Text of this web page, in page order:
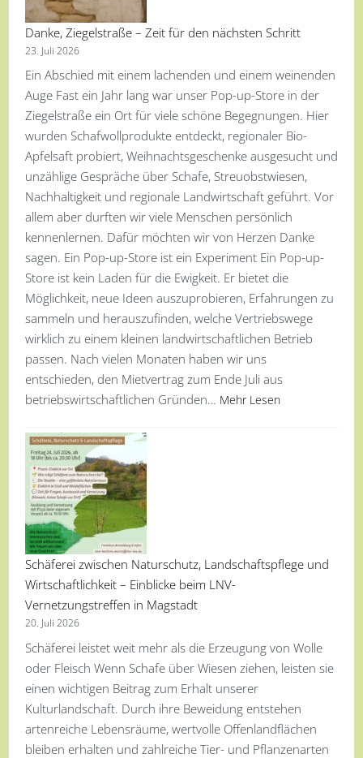
Danke, Ziegelstraße – Zeit für den nächsten Schritt
23. Juli 2026
Ein Abschied mit einem lachenden und einem weinenden
Auge Fast ein Jahr lang war unser Pop-up-Store in der
Ziegelstraße ein Ort für viele schöne Begegnungen. Hier
wurden Schafwollprodukte entdeckt, regionaler Bio-
Apfelsaft probiert, Weihnachtsgeschenke ausgesucht und
unzählige Gespräche über Schafe, Streuobstwiesen,
Nachhaltigkeit und regionale Landwirtschaft geführt. Vor
allem aber durften wir viele Menschen persönlich
kennenlernen. Dafür möchten wir von Herzen Danke
sagen. Ein Pop-up-Store ist ein Experiment Ein Pop-up-
Store ist kein Laden für die Ewigkeit. Er bietet die
Möglichkeit, neue Ideen auszuprobieren, Erfahrungen zu
sammeln und herauszufinden, welche Vertriebswege
wirklich zu einem kleinen landwirtschaftlichen Betrieb
passen. Nach vielen Monaten haben wir uns
entschieden, den Mietvertrag zum Ende Juli aus
betriebswirtschaftlichen Gründen… Mehr Lesen
Schäferei zwischen Naturschutz, Landschaftspflege und
Wirtschaftlichkeit – Einblicke beim LNV-
Vernetzungstreffen in Magstadt
20. Juli 2026
Schäferei leistet weit mehr als die Erzeugung von Wolle
oder Fleisch Wenn Schafe über Wiesen ziehen, leisten sie
einen wichtigen Beitrag zum Erhalt unserer
Kulturlandschaft. Durch ihre Beweidung entstehen
artenreiche Lebensräume, wertvolle Offenlandflächen
bleiben erhalten und zahlreiche Tier- und Pflanzenarten